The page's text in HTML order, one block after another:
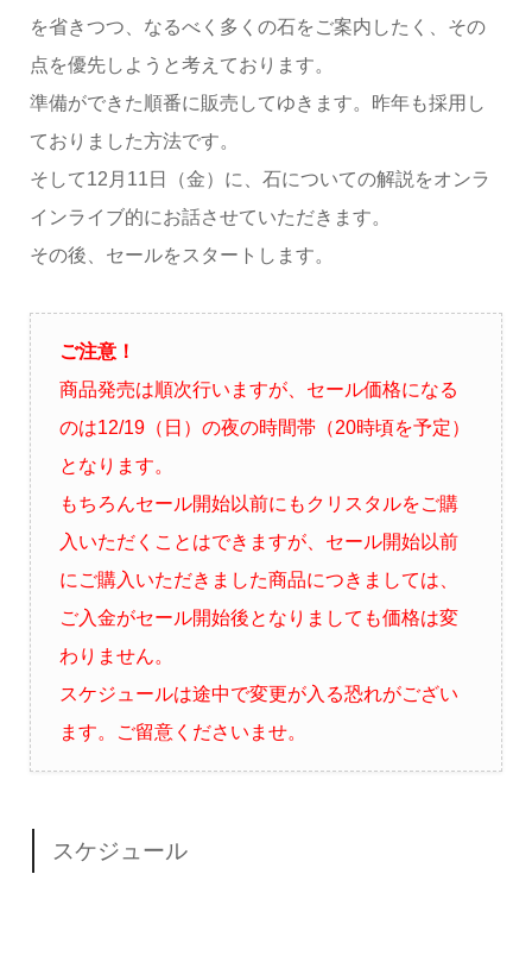
を省きつつ、なるべく多くの石をご案内したく、その
点を優先しようと考えております。
準備ができた順番に販売してゆきます。昨年も採用し
ておりました方法です。
そして12月11日（金）に、石についての解説をオンラ
インライブ的にお話させていただきます。
その後、セールをスタートします。
ご注意！
商品発売は順次行いますが、セール価格になる
のは12/19（日）の夜の時間帯（20時頃を予定）
となります。
もちろんセール開始以前にもクリスタルをご購
入いただくことはできますが、セール開始以前
にご購入いただきました商品につきましては、
ご入金がセール開始後となりましても価格は変
わりません。
スケジュールは途中で変更が入る恐れがござい
ます。ご留意くださいませ。
スケジュール